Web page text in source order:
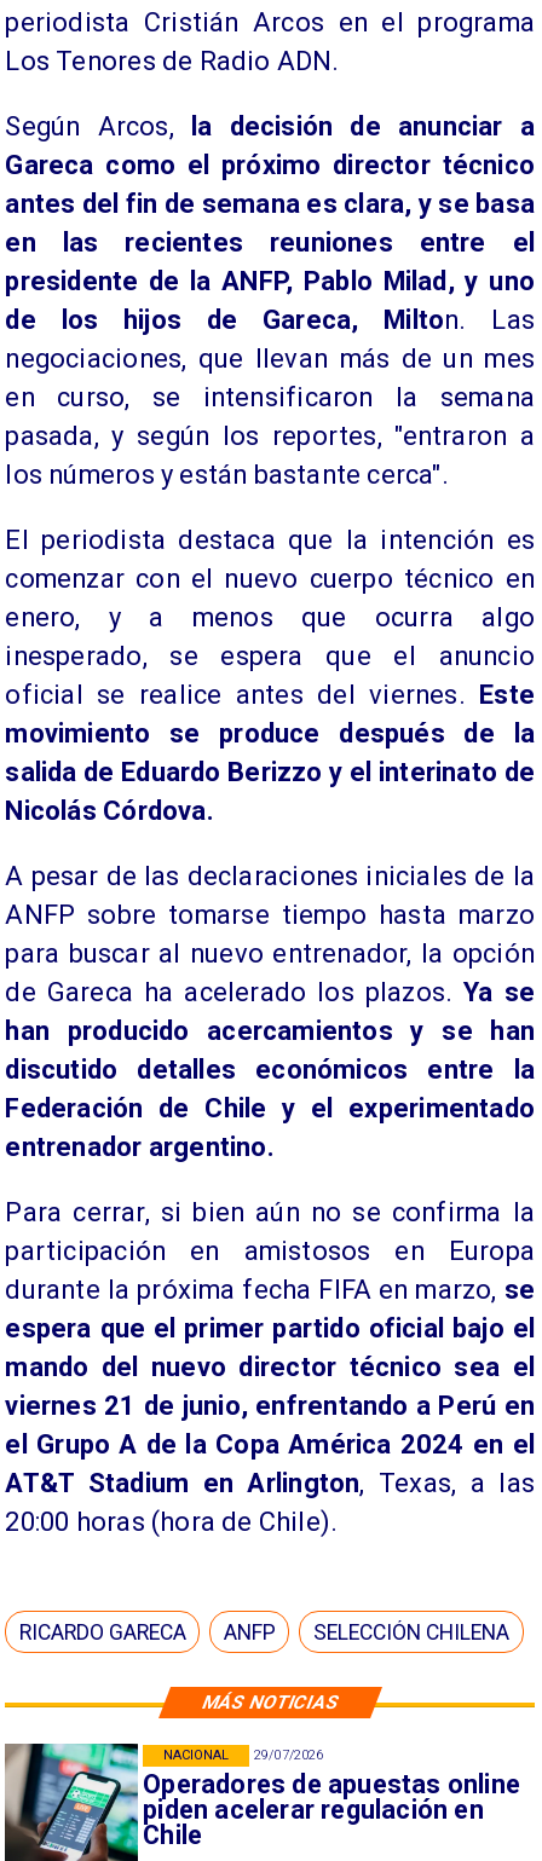
MÁS NOTICIAS
29/07/2026
Operadores de apuestas online
piden acelerar regulación en
Chile
NACIONAL
periodista Cristián Arcos en el programa
Los Tenores de Radio ADN.
Según Arcos, la decisión de anunciar a
Gareca como el próximo director técnico
antes del fin de semana es clara, y se basa
en las recientes reuniones entre el
presidente de la ANFP, Pablo Milad, y uno
de los hijos de Gareca, Milton. Las
negociaciones, que llevan más de un mes
en curso, se intensificaron la semana
pasada, y según los reportes, "entraron a
los números y están bastante cerca".
El periodista destaca que la intención es
comenzar con el nuevo cuerpo técnico en
enero, y a menos que ocurra algo
inesperado, se espera que el anuncio
oficial se realice antes del viernes. Este
movimiento se produce después de la
salida de Eduardo Berizzo y el interinato de
Nicolás Córdova.
A pesar de las declaraciones iniciales de la
ANFP sobre tomarse tiempo hasta marzo
para buscar al nuevo entrenador, la opción
de Gareca ha acelerado los plazos.Ya se
han producido acercamientos y se han
discutido detalles económicos entre la
Federación de Chile y el experimentado
entrenador argentino.
Para cerrar, si bien aún no se confirma la
participación en amistosos en Europa
durante la próxima fecha FIFA en marzo, se
espera que el primer partido oficial bajo el
mando del nuevo director técnico sea el
viernes 21 de junio, enfrentando a Perú en
el Grupo A de la Copa América 2024 en el
AT&T Stadium en Arlington, Texas, a las
20:00 horas (hora de Chile).
RICARDO GARECA ANFP SELECCIÓN CHILENA